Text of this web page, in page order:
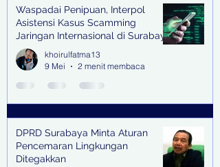
Waspadai Penipuan, Interpol
Asistensi Kasus Scamming
Jaringan Internasional di Surabaya
khoirulfatma13
9 Mei
2 menit membaca
DPRD Surabaya Minta Aturan
Pencemaran Lingkungan
Ditegakkan